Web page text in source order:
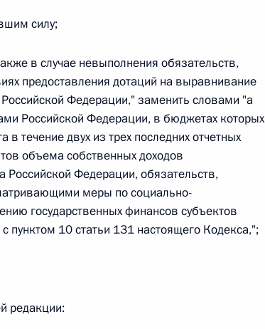
г. № 267-ФЗ
закона «О благотворительной деятельности
г. № 251-ФЗ
силу;
в случае невыполнения обязательств,
предоставления дотаций на выравнивание
Федерации," заменить словами "а
Российской Федерации, в бюджетах которых
течение двух из трех последних отчетных
объема собственных доходов
Российской Федерации, обязательств,
меры по социально-
государственных финансов субъектов
пунктом 10 статьи 131 настоящего Кодекса,";
редакции: